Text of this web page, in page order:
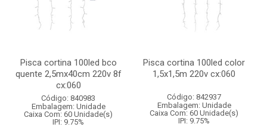
Pisca cortina 100led bco
quente 2,5mx40cm 220v 8f
cx:060
Código: 840983
Embalagem: Unidade
Caixa Com: 60 Unidade(s)
IPI: 9.75%
Pisca cortina 100led color
1,5x1,5m 220v cx:060
Código: 842937
Embalagem: Unidade
Caixa Com: 60 Unidade(s)
IPI: 9.75%